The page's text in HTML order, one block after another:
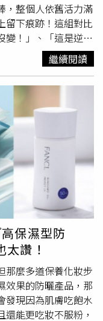
光采！深海魚油膠
魚油的人都可以試
越莓膠囊是高濃度蔓
色紅潤不是夢。白
顆等於3000mg大蒜
紅印深海魚油膠囊
囊 30顆/780元；
圖／品牌提供）
牌提供）防曬乳推
50+ PA++++超高人
當天工作與否都會
安耐曬在日本已連
列擁有SPF50+
術可將潮濕水氣、
不只防水抗汗還抗
50+ PA++++ 60ml
：雪肌精 輕水感
PA++++採用富含
的輕盈薄膜，讓肌膚
每天都會很想使用的
上毫無負擔感，在
曬保護。這次與海
塗防曬剛好！雪肌精
90g／650元（圖／
防曬乳(航海王索
的力量，保濕、抗
膚不受紫外線傷害。
皮膚保濕提亮！凝乳
性薄膜，運動或是進
防曬緊緊服貼不脫
，整個人依舊活力滿
留下痕跡！這組對比
變！」、「這是逆齡
而外維持年輕感面
己的「凍齡秘
每天至少喝 2000
喝溫開水，幫助代
外，他出國時還會
變化選擇不同的保養
（圖／取自林志穎
其實，想要凍齡，
女生的專利，但事
紫外線傷害、環境污
許多男星早已開始
論日常通勤還是戶
可選用 安耐曬
產品，不只具備
、耐汗，讓肌膚在
ICON王嘉爾，也大
。（圖／品牌提
繼續閱讀
保濕型防
讚！
那麼多道保養化妝步
效果的防曬產品，那
發現因為肌膚吃飽水
能更吃妝不服粉，